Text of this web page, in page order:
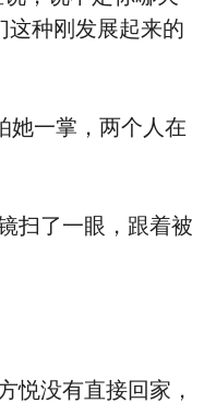
这种刚发展起来的
一掌，两个人在
了一眼，跟着被
没有直接回家，